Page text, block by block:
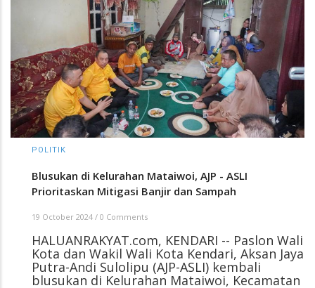
POLITIK
Blusukan di Kelurahan Mataiwoi, AJP - ASLI
Prioritaskan Mitigasi Banjir dan Sampah
19 October 2024 / 0 Comments
HALUANRAKYAT.com, KENDARI -- Paslon Wali
Kota dan Wakil Wali Kota Kendari, Aksan Jaya
Putra-Andi Sulolipu (AJP-ASLI) kembali
blusukan di Kelurahan Mataiwoi, Kecamatan